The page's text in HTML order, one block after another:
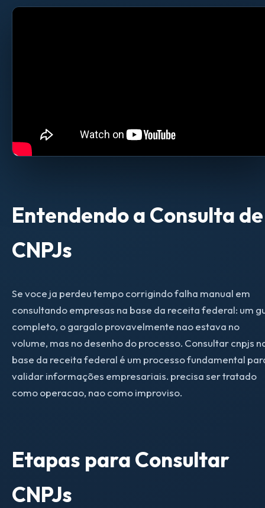
Entendendo a Consulta de
CNPJs
Se voce ja perdeu tempo corrigindo falha manual em
consultando empresas na base da receita federal: um
completo, o gargalo provavelmente nao estava no
volume, mas no desenho do processo. Consultar cnpjs
base da receita federal é um processo fundamental
validar informações empresariais. precisa ser tratado
como operacao, nao como improviso.
Etapas para Consultar
CNPJs